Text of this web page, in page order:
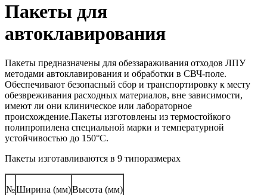
Пакеты для
автоклавирования
Пакеты предназначены для обеззараживания отходов ЛПУ
методами автоклавирования и обработки в СВЧ-поле.
Обеспечивают безопасный сбор и транспортировку к месту
обезвреживания расходных материалов, вне зависимости,
имеют ли они клиническое или лабораторное
происхождение.Пакеты изготовлены из термостойкого
полипропилена специальной марки и температурной
устойчивостью до 150°С.
Пакеты изготавливаются в 9 типоразмерах
№Ширина (мм)Высота (мм)